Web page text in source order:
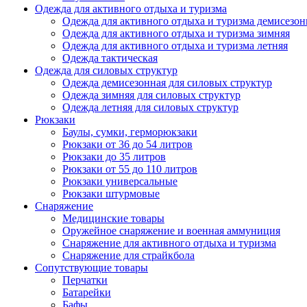
Одежда для активного отдыха и туризма
Одежда для активного отдыха и туризма
Одежда для активного отдыха и туризма зимняя
Одежда для активного отдыха и туризма летняя
Одежда тактическая
Одежда для силовых структур
Одежда демисезонная для силовых структур
Одежда зимняя для силовых структур
Одежда летняя для силовых структур
Рюкзаки
Баулы, сумки, герморюкзаки
Рюкзаки от 36 до 54 литров
Рюкзаки до 35 литров
Рюкзаки от 55 до 110 литров
Рюкзаки универсальные
Рюкзаки штурмовые
Снаряжение
Медицинские товары
Оружейное снаряжение и военная аммуниция
Снаряжение для активного отдыха и туризма
Снаряжение для страйкбола
Сопутствующие товары
Перчатки
Батарейки
Бафы